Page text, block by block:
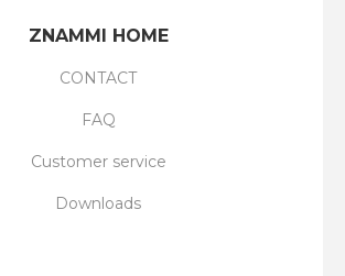
ZNAMMI HOME
CONTACT
FAQ
Customer service
Downloads